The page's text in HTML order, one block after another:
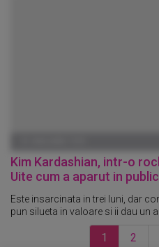
Kim Kardashian, intr-o
Uite cum a aparut in
Este insarcinata in trei luni, dar
pun silueta in valoare si ii dau un
1 2